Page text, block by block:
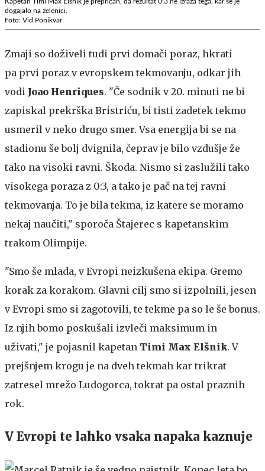
dogajalo na zelenici.
Foto: Vid Ponikvar
Zmaji so doživeli tudi prvi domači poraz, hkrati
pa prvi poraz v evropskem tekmovanju, odkar jih
vodi Joao Henriques. "Če sodnik v 20. minuti ne bi
zapiskal prekrška Bristriću, bi tisti zadetek tekmo
usmeril v neko drugo smer. Vsa energija bi se na
stadionu še bolj dvignila, čeprav je bilo vzdušje že
tako na visoki ravni. Škoda. Nismo si zaslužili tako
visokega poraza z 0:3, a tako je pač na tej ravni
tekmovanja. To je bila tekma, iz katere se moramo
nekaj naučiti," sporoča Štajerec s kapetanskim
trakom Olimpije.
"Smo še mlada, v Evropi neizkušena ekipa. Gremo
korak za korakom. Glavni cilj smo si izpolnili, jesen
v Evropi smo si zagotovili, te tekme pa so le še bonus.
Iz njih bomo poskušali izvleči maksimum in
uživati," je pojasnil kapetan Timi Max Elšnik. V
prejšnjem krogu je na dveh tekmah kar trikrat
zatresel mrežo Ludogorca, tokrat pa ostal praznih
rok.
V Evropi te lahko vsaka napaka kaznuje